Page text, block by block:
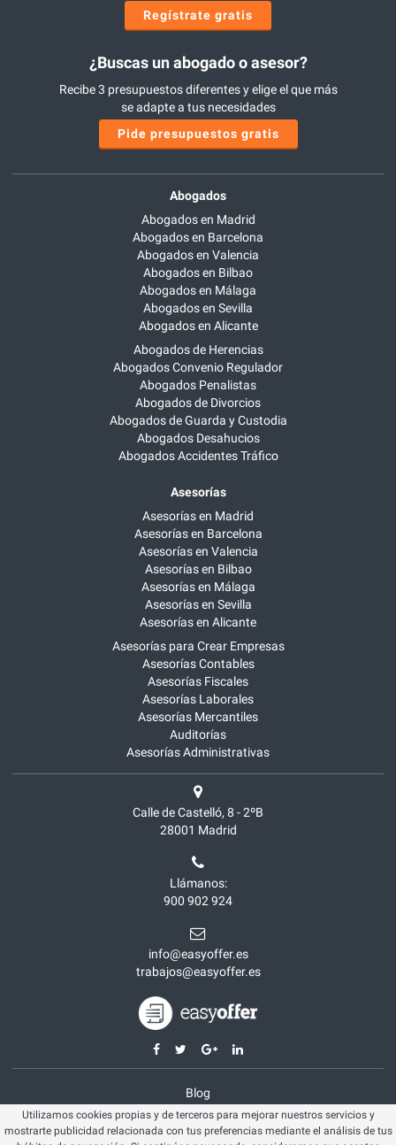
Regístrate gratis
¿Buscas un abogado o asesor?
Recibe 3 presupuestos diferentes y elige el que más
se adapte a tus necesidades
Pide presupuestos gratis
Abogados
Abogados en Madrid
Abogados en Barcelona
Abogados en Valencia
Abogados en Bilbao
Abogados en Málaga
Abogados en Sevilla
Abogados en Alicante
Abogados de Herencias
Abogados Convenio Regulador
Abogados Penalistas
Abogados de Divorcios
Abogados de Guarda y Custodia
Abogados Desahucios
Abogados Accidentes Tráfico
Asesorías
Asesorías en Madrid
Asesorías en Barcelona
Asesorías en Valencia
Asesorías en Bilbao
Asesorías en Málaga
Asesorías en Sevilla
Asesorías en Alicante
Asesorías para Crear Empresas
Asesorías Contables
Asesorías Fiscales
Asesorías Laborales
Asesorías Mercantiles
Auditorías
Asesorías Administrativas
Calle de Castelló, 8 - 2ºB
28001 Madrid
Llámanos:
900 902 924
info@easyoffer.es
trabajos@easyoffer.es
Blog
Opiniones
Aviso legal
Utilizamos cookies propias y de terceros para mejorar nuestros servicios y
mostrarte publicidad relacionada con tus preferencias mediante el análisis de tus